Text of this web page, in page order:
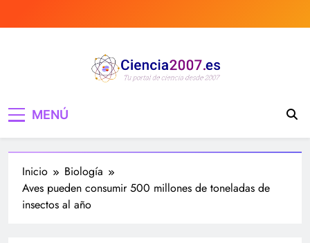
al
de Ciencia, noticias,
estudios, medicina,
investigación…
curiosidades, medicina, investigación y mucho
MENÚ
Inicio
Biología
Aves pueden consumir 500 millones de toneladas de
insectos al año